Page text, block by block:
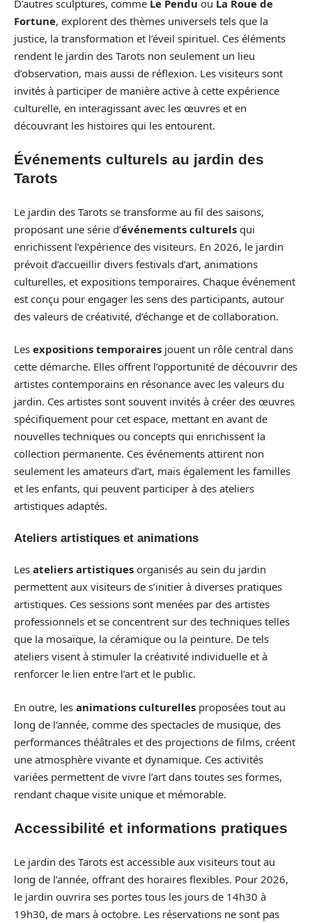
D’autres sculptures, comme Le Pendu ou La Roue de
Fortune, explorent des thèmes universels tels que la
justice, la transformation et l’éveil spirituel. Ces éléments
rendent le jardin des Tarots non seulement un lieu
d’observation, mais aussi de réflexion. Les visiteurs sont
invités à participer de manière active à cette expérience
culturelle, en interagissant avec les œuvres et en
découvrant les histoires qui les entourent.
Événements culturels au jardin des
Tarots
Le jardin des Tarots se transforme au fil des saisons,
proposant une série d’événements culturels qui
enrichissent l’expérience des visiteurs. En 2026, le jardin
prévoit d’accueillir divers festivals d’art, animations
culturelles, et expositions temporaires. Chaque événement
est conçu pour engager les sens des participants, autour
des valeurs de créativité, d’échange et de collaboration.
Les expositions temporaires jouent un rôle central dans
cette démarche. Elles offrent l’opportunité de découvrir des
artistes contemporains en résonance avec les valeurs du
jardin. Ces artistes sont souvent invités à créer des œuvres
spécifiquement pour cet espace, mettant en avant de
nouvelles techniques ou concepts qui enrichissent la
collection permanente. Ces événements attirent non
seulement les amateurs d’art, mais également les familles
et les enfants, qui peuvent participer à des ateliers
artistiques adaptés.
Ateliers artistiques et animations
Les ateliers artistiques organisés au sein du jardin
permettent aux visiteurs de s’initier à diverses pratiques
artistiques. Ces sessions sont menées par des artistes
professionnels et se concentrent sur des techniques telles
que la mosaïque, la céramique ou la peinture. De tels
ateliers visent à stimuler la créativité individuelle et à
renforcer le lien entre l’art et le public.
En outre, les animations culturelles proposées tout au
long de l’année, comme des spectacles de musique, des
performances théâtrales et des projections de films, créent
une atmosphère vivante et dynamique. Ces activités
variées permettent de vivre l’art dans toutes ses formes,
rendant chaque visite unique et mémorable.
Accessibilité et informations pratiques
Le jardin des Tarots est accessible aux visiteurs tout au
long de l’année, offrant des horaires flexibles. Pour 2026,
le jardin ouvrira ses portes tous les jours de 14h30 à
19h30, de mars à octobre. Les réservations ne sont pas